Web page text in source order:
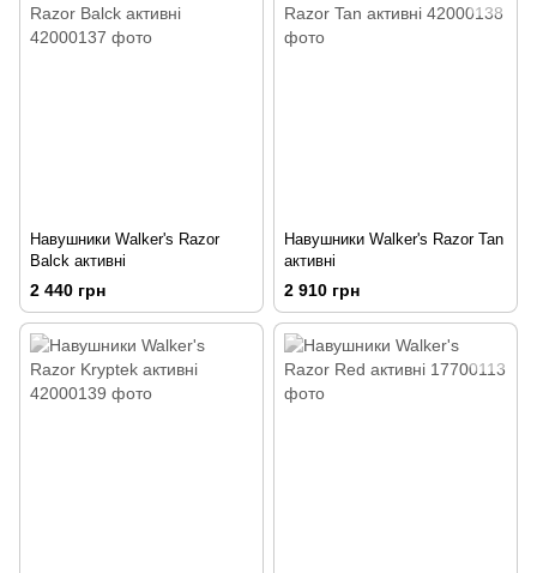
Навушники Walker's Razor
Balck активні
2 440 грн
Навушники Walker's Razor Tan
активні
2 910 грн